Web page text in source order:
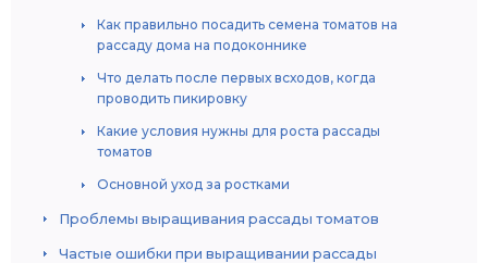
Как правильно посадить семена томатов на
рассаду дома на подоконнике
Что делать после первых всходов, когда
проводить пикировку
Какие условия нужны для роста рассады
томатов
Основной уход за ростками
Проблемы выращивания рассады томатов
Частые ошибки при выращивании рассады